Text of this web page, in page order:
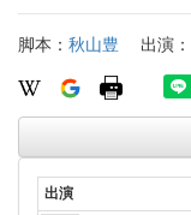
脚本： 秋山豊 出演：
出演